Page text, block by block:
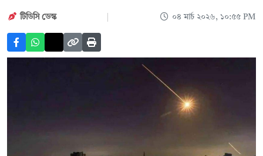
টিডিসি ডেস্ক ০৪ মার্চ ২০২৬, ১০:৫৫ PM